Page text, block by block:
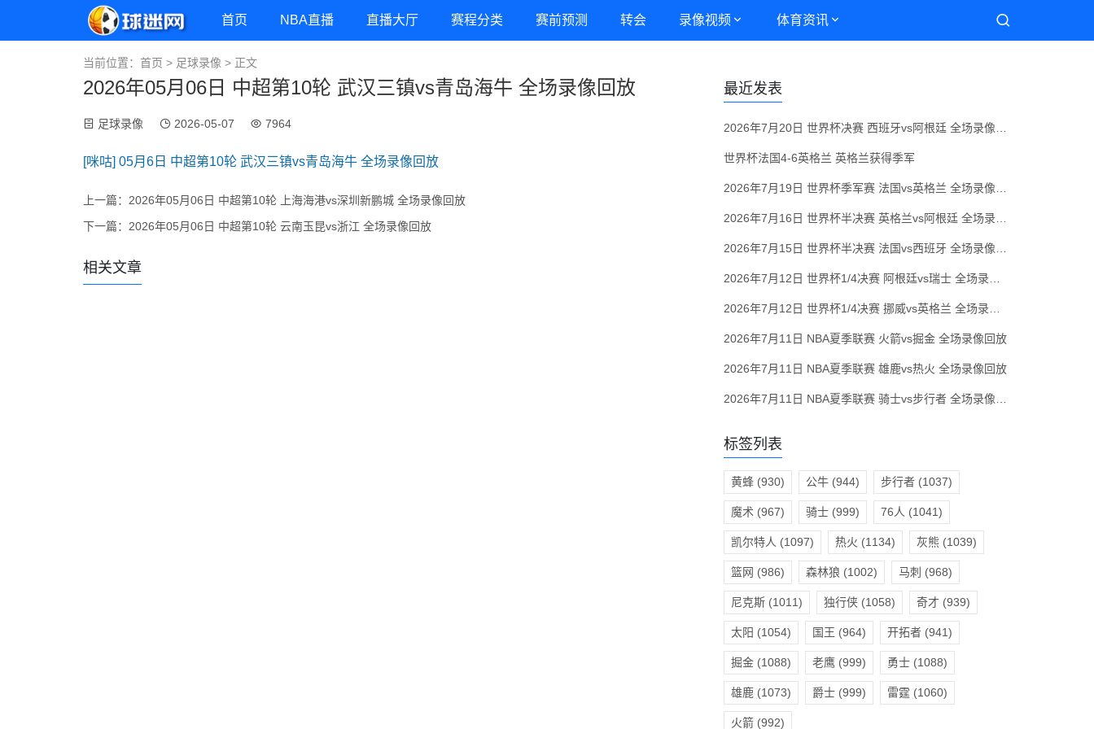
首页 NBA直播 直播大厅 赛程分类 赛前预测 转会 录像视频 体育资讯
当前位置： 首页 > 足球录像 > 正文
2026年05月06日 中超第10轮 武汉三镇vs青岛海牛 全场录像回放
足球录像 2026-05-07 7964
[咪咕] 05月6日 中超第10轮 武汉三镇vs青岛海牛 全场录像回放
上一篇： 2026年05月06日 中超第10轮 上海海港vs深圳新鹏城 全场录像回放
下一篇： 2026年05月06日 中超第10轮 云南玉昆vs浙江 全场录像回放
相关文章
最近发表
世界杯法国4-6英格兰 英格兰获得季军
2026年7月16日 世界杯半决赛 英格兰vs阿根廷 全场录像回放
2026年7月12日 世界杯1/4决赛 阿根廷vs瑞士 全场录像回放
2026年7月12日 世界杯1/4决赛 挪威vs英格兰 全场录像回放
2026年7月11日 NBA夏季联赛 火箭vs掘金 全场录像回放
2026年7月11日 NBA夏季联赛 雄鹿vs热火 全场录像回放
标签列表
黄蜂(930) 公牛(944) 步行者(1037)
魔术 (967) 骑士(999) 76人 (1041)
凯尔特人 (1097) 热火 (1134) 灰熊(1039)
篮网 (986) 森林狼 (1002) 马刺 (968)
尼克斯(1011) 独行侠(1058) 奇才 (939)
太阳 (1054) 国王 (964) 开拓者(941)
掘金(1088) 老鹰(999) 勇士(1088)
雄鹿(1073) 爵士(999) 雷霆 (1060)
火箭(992)